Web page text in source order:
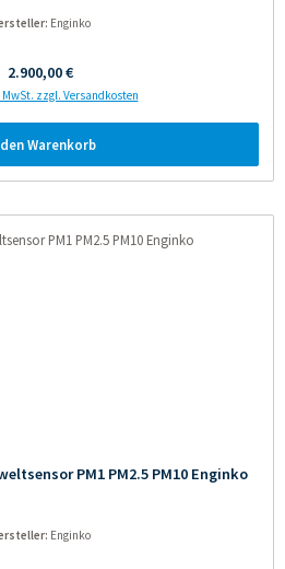
Enginko
Regulärer Preis:
2.900,00 €
MwSt. zzgl. Versandkosten
Warenkorb
PM1 PM2.5 PM10 Enginko
Enginko